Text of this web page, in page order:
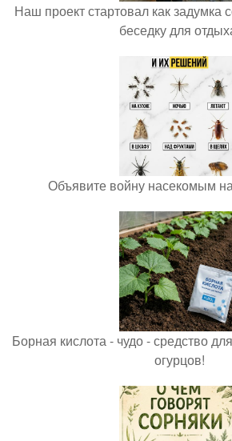
Наш проект стартовал как задумка
беседку для
Объявите войну насекомым
Борная кислота - чудо - средство
огурцов!